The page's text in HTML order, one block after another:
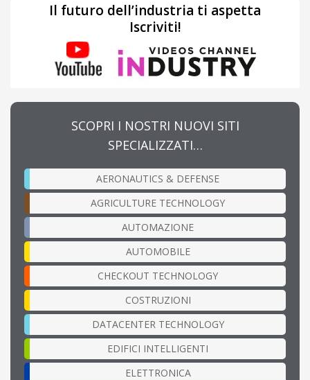
Il futuro dell’industria ti aspetta
Iscriviti!
SCOPRI I NOSTRI NUOVI SITI
SPECIALIZZATI…
AERONAUTICS & DEFENSE
AGRICULTURE TECHNOLOGY
AUTOMAZIONE
AUTOMOBILE
CHECKOUT TECHNOLOGY
COSTRUZIONI
DATACENTER TECHNOLOGY
EDIFICI INTELLIGENTI
ELETTRONICA